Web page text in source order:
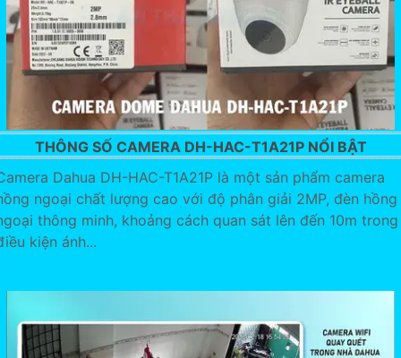
THÔNG SỐ CAMERA DH-HAC-T1A21P NỔI BẬT
Dahua DH-HAC-T1A21P là một sản phẩm camera
ngoại chất lượng cao với độ phân giải 2MP, đèn hồng
thông minh, khoảng cách quan sát lên đến 10m trong
kiện ánh...